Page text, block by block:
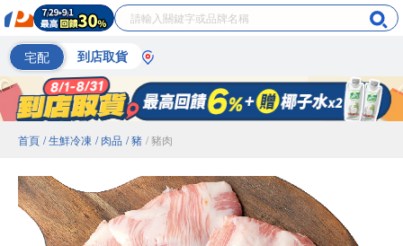
宅配 到店取貨
首頁 / 生鮮冷凍 / 肉品 / 豬 / 豬肉